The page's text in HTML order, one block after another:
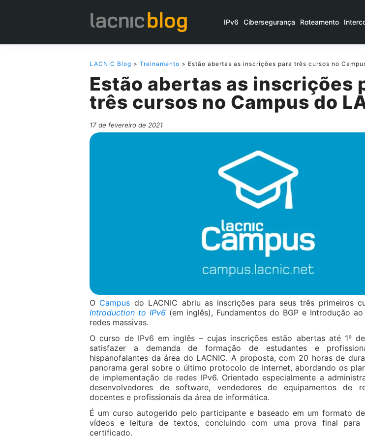
IPv6 Cibersegurança Roteamento
LACNIC Blog > Treinamento > Estão abertas as inscrições para três cursos no
Estão abertas as inscrições
três cursos no Campus do
17 de fevereiro de 2021
O Campus do LACNIC abriu as inscrições para seus três primeiros
Introduction to IPv6(em inglês), Fundamentos do BGP e Introdução ao
redes massivas.
O curso de IPv6 em inglês – cujas inscrições estão abertas até 1º
satisfazer a demanda de formação de estudantes e
hispanofalantes da área do LACNIC. A proposta, com 20 horas de
panorama geral sobre o último protocolo de Internet, abordando os
de implementação de redes IPv6. Orientado especialmente a
desenvolvedores de software, vendedores de equipamentos de
docentes e profissionais da área de informática.
É um curso autogerido pelo participante e baseado em um formato
vídeos e leitura de textos, concluindo com uma prova final
certificado.